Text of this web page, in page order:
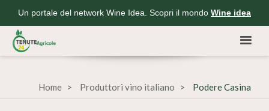
Un portale del network Wine Idea. Scopri il mondo Wine idea
Home Produttori vino italiano Podere Casina